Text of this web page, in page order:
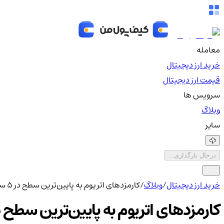
معامله
خرید ارز دیجیتال
قیمت ارز دیجیتال
سرویس ها
وبلاگ
سایر
درحال بارگذاری...
خرید ارز دیجیتال/وبلاگ/کارمزدهای اتریوم به پایین‌ترین سطح در ۵ سال اخیر رسید؛ این نشانه چیست؟
کارمزدهای اتریوم به پایین‌ترین سطح در ۵ سال اخیر رسید؛ این نشانه